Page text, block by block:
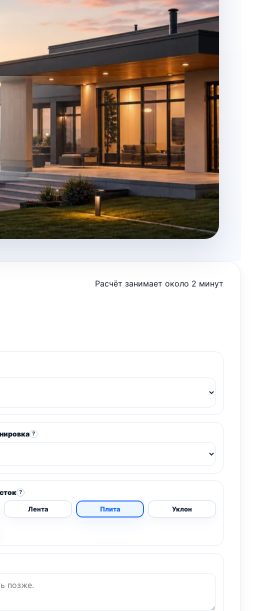
Расчёт занимает около 2 минут
?
?
Лента Плита Уклон